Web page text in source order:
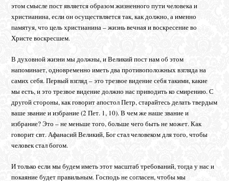
этом смысле пост является образом жизненного пути человека и
христианина, если он осуществляется так, как должно, а именно
памятуя, что цель христианина – жизнь вечная и воскресение во
Христе воскресшем.
В духовной жизни мы должны, и Великий пост нам об этом
напоминает, одновременно иметь два противоположных взгляда на
самих себя. Первый взгляд – это трезвое видение себя такими, какие
мы есть, и это трезвое видение должно нас приводить ко смирению. С
другой стороны, как говорит апостол Петр, старайтесь делать твердым
ваше звание и избрание (2 Пет. 1, 10). В чем же наше звание и
избрание? Это – не меньше того, больше чего быть не может. Как
говорит свт. Афанасий Великий, Бог стал человеком для того, чтобы
человек стал богом.
И только если мы будем иметь этот масштаб требований, тогда у нас и
покаяние будет правильным. Господь не согласен, чтобы мы